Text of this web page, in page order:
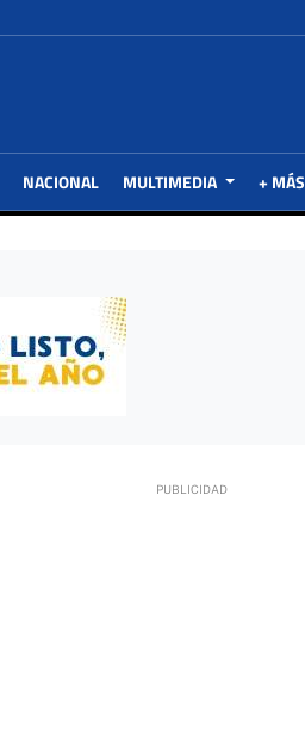
NACIONAL MULTIMEDIA + MÁS